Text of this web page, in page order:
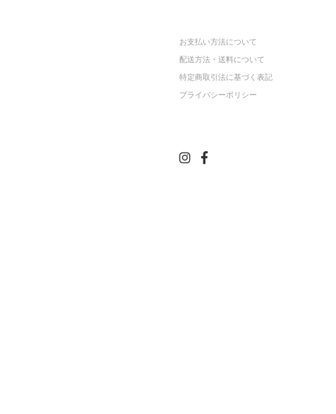
お支払い方法について
配送方法・送料について
特定商取引法に基づく表記
プライバシーポリシー